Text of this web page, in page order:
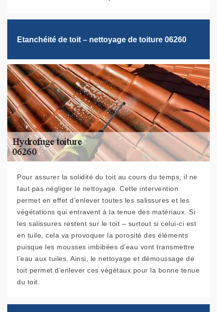
Etanchéité de toit – nettoyage de toiture 06260
Pour assurer la solidité du toit au cours du temps, il ne
faut pas négliger le nettoyage. Cette intervention
permet en effet d’enlever toutes les salissures et les
végétations qui entravent à la tenue des matériaux. Si
les salissures restent sur le toit – surtout si celui-ci est
en tuile, cela va provoquer la porosité des éléments
puisque les mousses imbibées d’eau vont transmettre
l’eau aux tuiles. Ainsi, le nettoyage et démoussage de
toit permet d’enlever ces végétaux pour la bonne tenue
du toit.